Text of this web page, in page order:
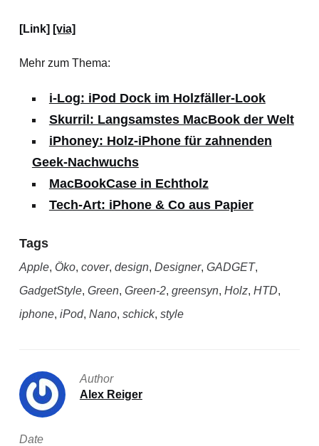
[Link] [via]
Mehr zum Thema:
i-Log: iPod Dock im Holzfäller-Look
Skurril: Langsamstes MacBook der Welt
iPhoney: Holz-iPhone für zahnenden
Geek-Nachwuchs
MacBookCase in Echtholz
Tech-Art: iPhone & Co aus Papier
Tags
Apple, Öko, cover, design, Designer, GADGET,
GadgetStyle, Green, Green-2, greensyn, Holz, HTD,
iphone, iPod, Nano, schick, style
Author
Alex Reiger
Date